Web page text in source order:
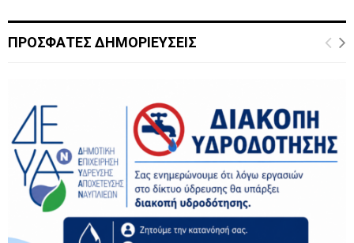
ΠΡΟΣΦΑΤΕΣ ΔΗΜΟΡΙΕΥΣΕΙΣ